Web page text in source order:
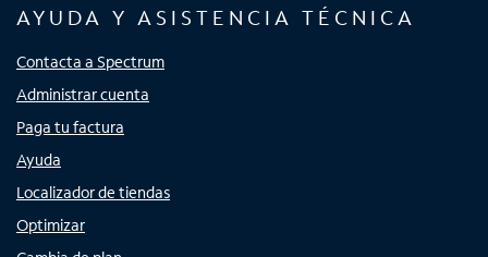
AYUDA Y ASISTENCIA TÉCNICA
Contacta a Spectrum
Administrar cuenta
Paga tu factura
Ayuda
Localizador de tiendas
Optimizar